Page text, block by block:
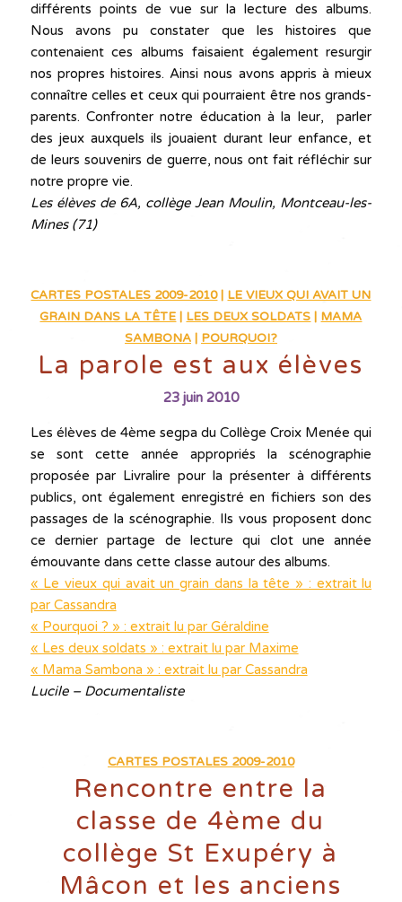
différents points de vue sur la lecture des albums.
Nous avons pu constater que les histoires que
contenaient ces albums faisaient également resurgir
nos propres histoires. Ainsi nous avons appris à mieux
connaître celles et ceux qui pourraient être nos grands-
parents. Confronter notre éducation à la leur, parler
des jeux auxquels ils jouaient durant leur enfance, et
de leurs souvenirs de guerre, nous ont fait réfléchir sur
notre propre vie.
Les élèves de 6A, collège Jean Moulin, Montceau-les-
Mines (71)
CARTES POSTALES 2009-2010| LE VIEUX QUI AVAIT UN
GRAIN DANS LA TÊTE
LES DEUX SOLDATS
MAMA
SAMBONA| POURQUOI?
La parole est aux élèves
23 juin 2010
Les élèves de 4ème segpa du Collège Croix Menée qui
se sont cette année appropriés la scénographie
proposée par Livralire pour la présenter à différents
publics, ont également enregistré en fichiers son des
passages de la scénographie. Ils vous proposent donc
ce dernier partage de lecture qui clot une année
émouvante dans cette classe autour des albums.
« Le vieux qui avait un grain dans la tête » : extrait lu
par Cassandra
« Pourquoi ? » : extrait lu par Géraldine
« Les deux soldats » : extrait lu par Maxime
« Mama Sambona » : extrait lu par Cassandra
Lucile – Documentaliste
CARTES POSTALES 2009-2010
Rencontre entre la
classe de 4ème du
collège St Exupéry à
Mâcon et les anciens